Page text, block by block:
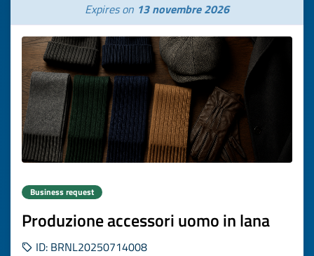
Expires on 13 novembre 2026
Business request
Produzione accessori uomo in lana
ID: BRNL20250714008